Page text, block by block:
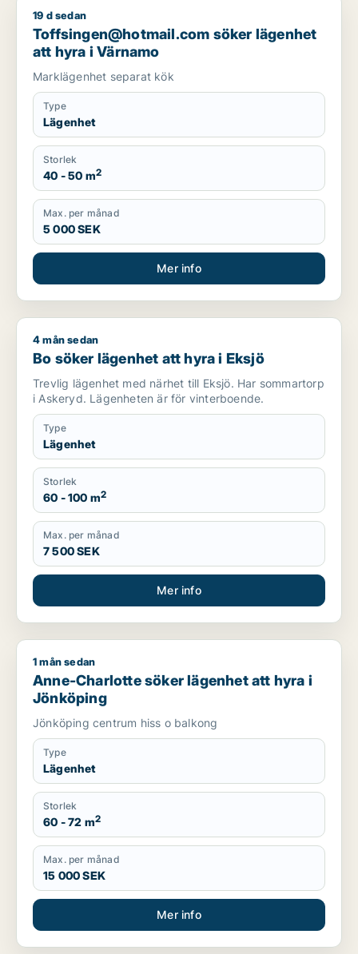
Toffsingen@hotmail.com söker lägenhet att hyra i Värnamo
19 d sedan
Toffsingen@hotmail.com söker lägenhet
att hyra i Värnamo
Marklägenhet separat kök
Type
Lägenhet
Storlek
40 - 50 m2
Max. per månad
5 000 SEK
Mer info
Bo söker lägenhet att hyra i Eksjö
4 mån sedan
Bo söker lägenhet att hyra i Eksjö
Trevlig lägenhet med närhet till Eksjö. Har sommartorp
i Askeryd. Lägenheten är för vinterboende.
Type
Lägenhet
Storlek
60 - 100 m2
Max. per månad
7 500 SEK
Mer info
Anne-Charlotte söker lägenhet att hyra i Jönköping
1 mån sedan
Anne-Charlotte söker lägenhet att hyra i
Jönköping
Jönköping centrum hiss o balkong
Type
Lägenhet
Storlek
60 - 72 m2
Max. per månad
15 000 SEK
Mer info